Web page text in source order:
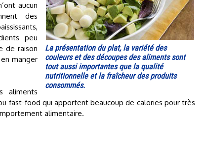
La présentation du plat, la variété des
couleurs et des découpes des aliments sont
tout aussi importantes que la qualité
nutritionnelle et la fraîcheur des produits
consommés.
aucun
des
peu
de raison
manger
aliments
fast-food qui apportent beaucoup de calories pour très
alimentaire.